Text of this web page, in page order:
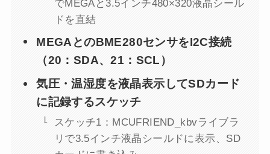
でMEGAと3.5インチ480×320液晶シール
ドを直結
MEGAとのBME280センサをI2C接続
（20：SDA、21：SCL）
気圧・温湿度を液晶表示してSDカード
に記録するスケッチ
スケッチ1：MCUFRIEND_kbvライブラ
リで3.5インチ液晶シールドに表示、SD